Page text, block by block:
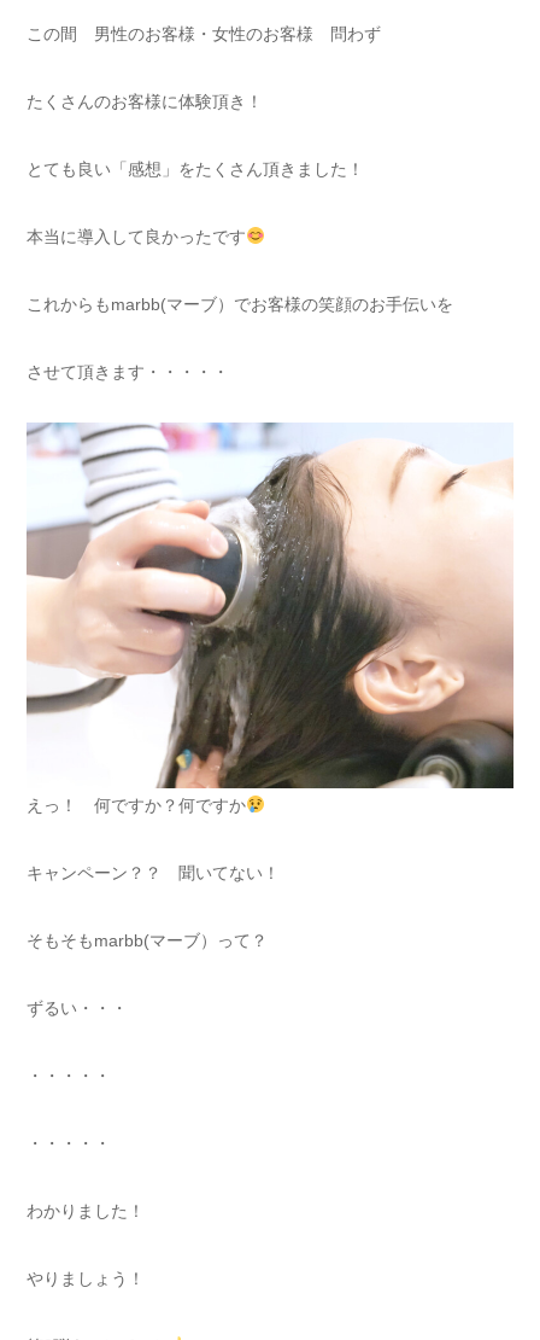
この間 男性のお客様・女性のお客様 問わず
たくさんのお客様に体験頂き！
とても良い「感想」をたくさん頂きました！
本当に導入して良かったです
これからもmarbb(マーブ）でお客様の笑顔のお手伝いを
させて頂きます・・・・・
えっ！ 何ですか？何ですか
キャンペーン？？ 聞いてない！
そもそもmarbb(マーブ）って？
ずるい・・・
・・・・・
・・・・・
わかりました！
やりましょう！